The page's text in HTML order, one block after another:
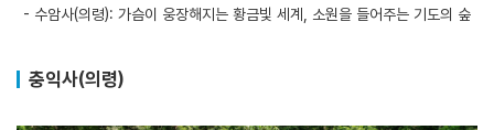
- 수암사(의령): 가슴이 웅장해지는 황금빛 세계, 소원을 들어주는 기도의 숲
충익사(의령)